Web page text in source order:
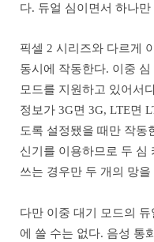
다. 듀얼 심이면서 하나
픽셀 2 시리즈와 다르게
동시에 작동한다. 이중 심
모드를 지원하고 있어서
정보가 3G면 3G, LTE면
도록 설정됐을 때만 작동
신기를 이용하므로 두 심
쓰는 경우만 두 개의 망
다만 이중 대기 모드의 듀
에 쓸 수는 없다. 음성 통